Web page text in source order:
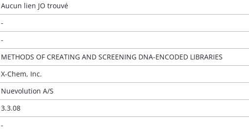
Aucun lien JO trouvé
-
-
METHODS OF CREATING AND SCREENING DNA-ENCODED LIBRARIES
X-Chem, Inc.
Nuevolution A/S
3.3.08
-